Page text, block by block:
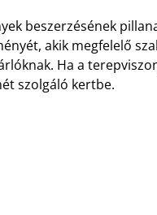
beszerzésének
akik megfelelő
Ha a
szolgáló kertbe.